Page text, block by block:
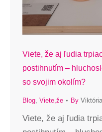
Viete, že aj ľudia
postihnutím –
so svojim okolím?
Blog, Viete,že By
Viete, že aj ľudia